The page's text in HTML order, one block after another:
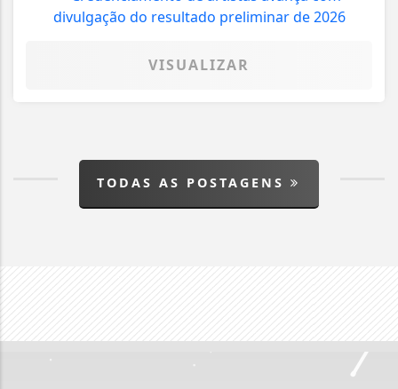
VISUALIZAR
TODAS AS POSTAGENS